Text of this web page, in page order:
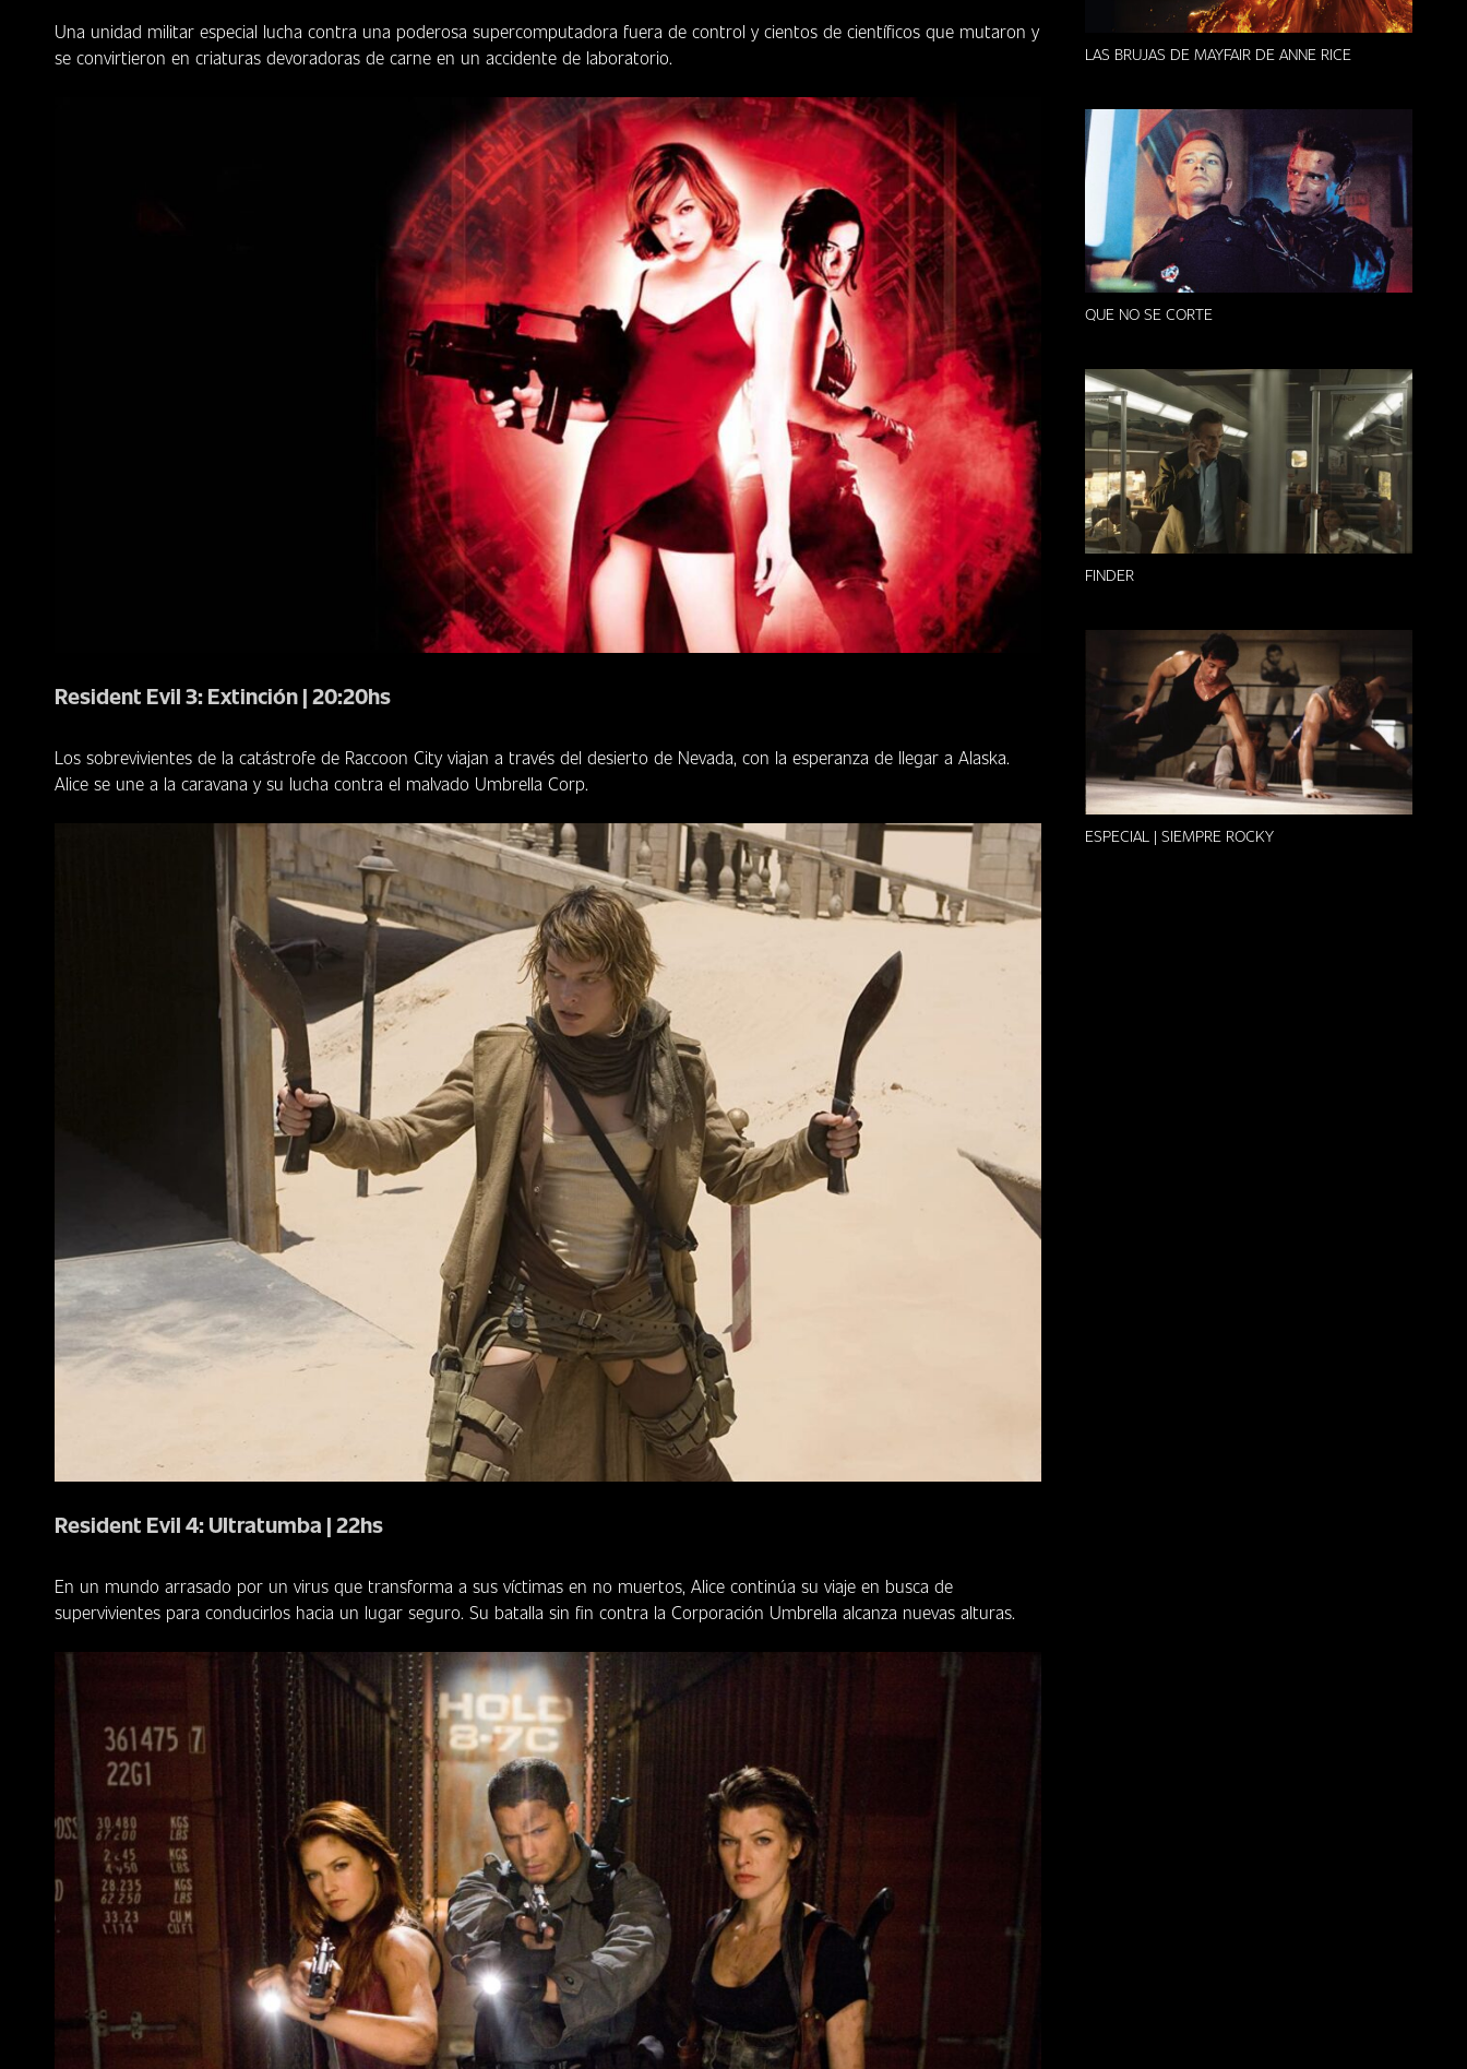
Una unidad militar especial lucha contra una poderosa supercomputadora fuera de control y cientos de científicos que mutaron y
se convirtieron en criaturas devoradoras de carne en un accidente de laboratorio.
Resident Evil 3: Extinción | 20:20hs
Los sobrevivientes de la catástrofe de Raccoon City viajan a través del desierto de Nevada, con la esperanza de llegar a Alaska.
Alice se une a la caravana y su lucha contra el malvado Umbrella Corp.
Resident Evil 4: Ultratumba | 22hs
En un mundo arrasado por un virus que transforma a sus víctimas en no muertos, Alice continúa su viaje en busca de
supervivientes para conducirlos hacia un lugar seguro. Su batalla sin fin contra la Corporación Umbrella alcanza nuevas alturas.
LAS BRUJAS DE MAYFAIR DE ANNE RICE
QUE NO SE CORTE
FINDER
ESPECIAL | SIEMPRE ROCKY